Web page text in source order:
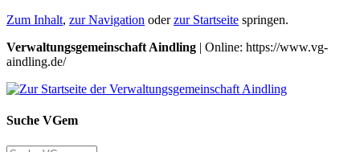
Zum Inhalt, zur Navigation oderzur Startseite springen.
Verwaltungsgemeinschaft Aindling | Online: https://www.vg-
aindling.de/
Suche VGem